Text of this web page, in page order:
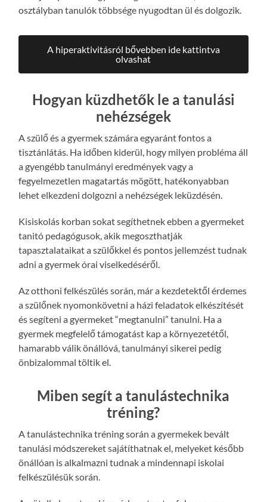
osztályban tanulók többsége nyugodtan ül és dolgozik.
A hiperaktivitásról bővebben ide kattintva
olvashat
Hogyan küzdhetők le a tanulási
nehézségek
A szülő és a gyermek számára egyaránt fontos a
tisztánlátás. Ha időben kiderül, hogy milyen probléma áll
a gyengébb tanulmányi eredmények vagy a
fegyelmezetlen magatartás mögött, hatékonyabban
lehet elkezdeni dolgozni a nehézségek leküzdésén.
Kisiskolás korban sokat segíthetnek ebben a gyermeket
tanitó pedagógusok, akik megoszthatják
tapasztalataikat a szülőkkel és pontos jellemzést tudnak
adni a gyermek órai viselkedéséről.
Az otthoni felkészülés során, már a kezdetektől érdemes
a szülőnek nyomonkövetni a házi feladatok elkészítését
és segíteni a gyermeket “megtanulni” tanulni. Ha a
gyermek megfelelő támogatást kap a környezetétől,
hamarabb válik önállóvá, tanulmányi sikerei pedig
önbizalommal töltik el.
Miben segít a tanulástechnika
tréning?
A tanulástechnika tréning során a gyermekek bevált
tanulási módszereket sajátíthatnak el, melyeket később
önállóan is alkalmazni tudnak a mindennapi iskolai
felkészülésük során.